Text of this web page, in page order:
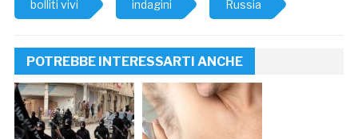
bolliti vivi indagini Russia
POTREBBE INTERESSARTI ANCHE